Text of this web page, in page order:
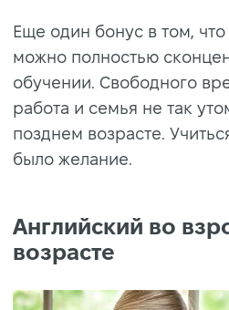
Еще один бонус в том, что
можно полностью
обучении. Свободного
работа и семья не так
позднем возрасте.
было желание.
Английский во
возрасте